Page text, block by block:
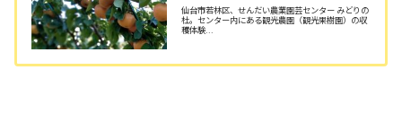
仙台市若林区、せんだい農業園芸センター みどりの
杜。センター内にある観光農園（観光果樹園）の収
穫体験...